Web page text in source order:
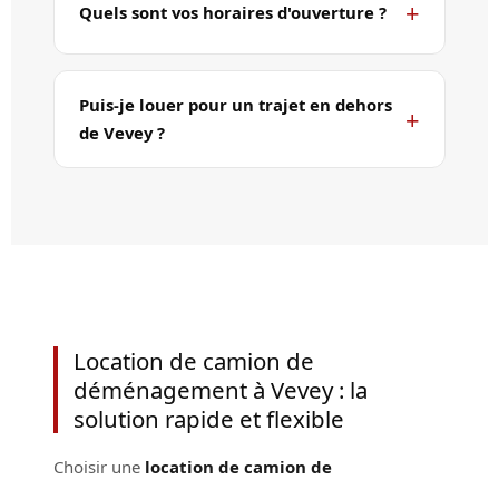
Quels sont vos horaires d'ouverture ?
Puis-je louer pour un trajet en dehors
de Vevey ?
Location de camion de
déménagement à Vevey : la
solution rapide et flexible
Choisir une location de camion de